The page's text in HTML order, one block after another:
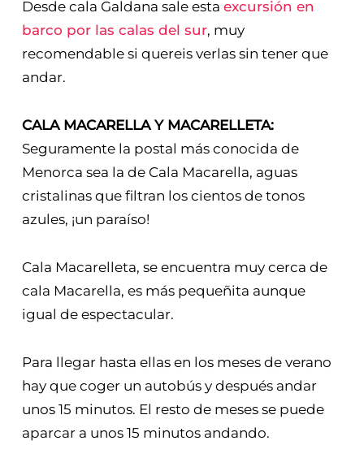
Desde cala Galdana sale esta excursión en
barco por las calas del sur, muy
recomendable si quereis verlas sin tener que
andar.
CALA MACARELLA Y MACARELLETA:
Seguramente la postal más conocida de
Menorca sea la de Cala Macarella, aguas
cristalinas que filtran los cientos de tonos
azules, ¡un paraíso!
Cala Macarelleta, se encuentra muy cerca de
cala Macarella, es más pequeñita aunque
igual de espectacular.
Para llegar hasta ellas en los meses de verano
hay que coger un autobús y después andar
unos 15 minutos. El resto de meses se puede
aparcar a unos 15 minutos andando.